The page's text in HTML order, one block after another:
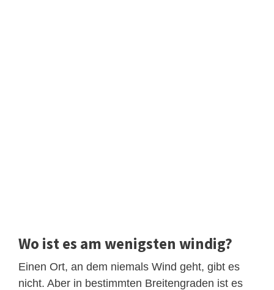
Wo ist es am wenigsten windig?
Einen Ort, an dem niemals Wind geht, gibt es
nicht. Aber in bestimmten Breitengraden ist es